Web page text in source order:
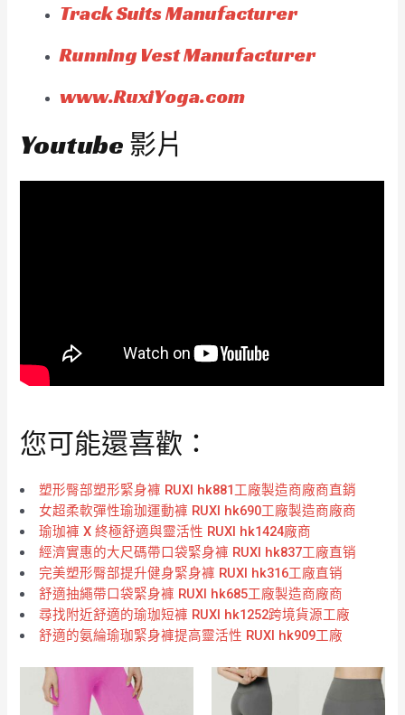
Track Suits Manufacturer
Running Vest Manufacturer
www.RuxiYoga.com
Youtube 影片
您可能還喜歡：
塑形臀部塑形緊身褲 RUXI hk881工廠製造商廠商直銷
女超柔軟彈性瑜珈運動褲 RUXI hk690工廠製造商廠商
瑜珈褲 X 終極舒適與靈活性 RUXI hk1424廠商
經濟實惠的大尺碼帶口袋緊身褲 RUXI hk837工廠直销
完美塑形臀部提升健身緊身褲 RUXI hk316工廠直销
舒適抽繩帶口袋緊身褲 RUXI hk685工廠製造商廠商
尋找附近舒適的瑜珈短褲 RUXI hk1252跨境貨源工廠
舒適的氨綸瑜珈緊身褲提高靈活性 RUXI hk909工廠